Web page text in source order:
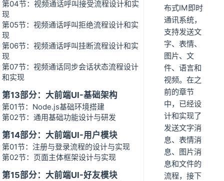
第04节：视频通话呼叫接受流程设计和实
现
第05节：视频通话呼叫拒绝流程设计和实
现
第06节：视频通话呼叫挂断流程设计和实
现
第07节：视频通话同步会话状态流程设计
和实现
第13部分：大前端UI-基础架构
第01节：Node.js基础环境搭建
第02节：通用基础功能设计与研发
第14部分：大前端UI-用户模块
第01节：注册与登录流程的设计与实现
第02节：页面主体框架设计与实现
第15部分：大前端UI-好友模块
布式IM即时
通讯系统，
支持发送文
字、表情、
图片、文
件、语言和
视频。在之
前的章节
中，已经设
计和实现了
发送文字消
息、表情消
息、图片消
息和文件的
流程，接下